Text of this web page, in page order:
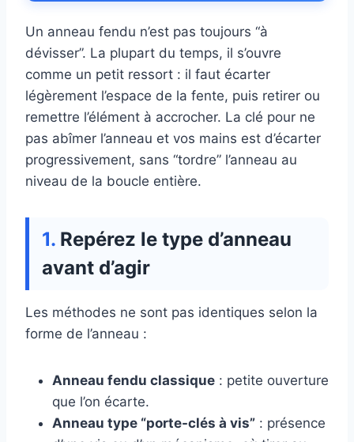
Un anneau fendu n’est pas toujours “à
dévisser”. La plupart du temps, il s’ouvre
comme un petit ressort : il faut écarter
légèrement l’espace de la fente, puis retirer ou
remettre l’élément à accrocher. La clé pour ne
pas abîmer l’anneau et vos mains est d’écarter
progressivement, sans “tordre” l’anneau au
niveau de la boucle entière.
Repérez le type d’anneau
avant d’agir
Les méthodes ne sont pas identiques selon la
forme de l’anneau :
Anneau fendu classique : petite ouverture
que l’on écarte.
Anneau type “porte-clés à vis” : présence